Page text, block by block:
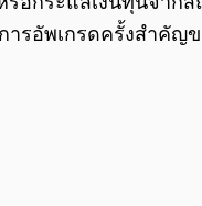
รอัพเกรดครั้งสำคัญข